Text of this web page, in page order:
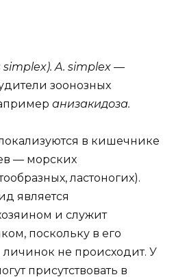
simplex). A. simplex —
зоонозных
анизакидоза.
в кишечнике
— морских
ластоногих).
является
и служит
поскольку в его
личинок не происходит. У
присутствовать в